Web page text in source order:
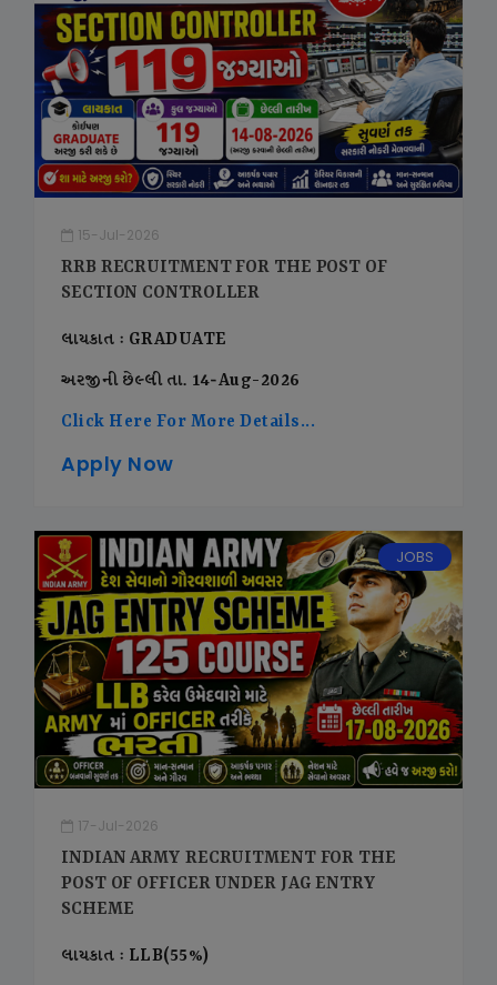
15-Jul-2026
RRB RECRUITMENT FOR THE POST OF
SECTION CONTROLLER
લાયકાત : GRADUATE
અરજીની છેલ્લી તા. 14-Aug-2026
Click Here For More Details...
Apply Now
JOBS
17-Jul-2026
INDIAN ARMY RECRUITMENT FOR THE
POST OF OFFICER UNDER JAG ENTRY
SCHEME
લાયકાત : LLB(55%)